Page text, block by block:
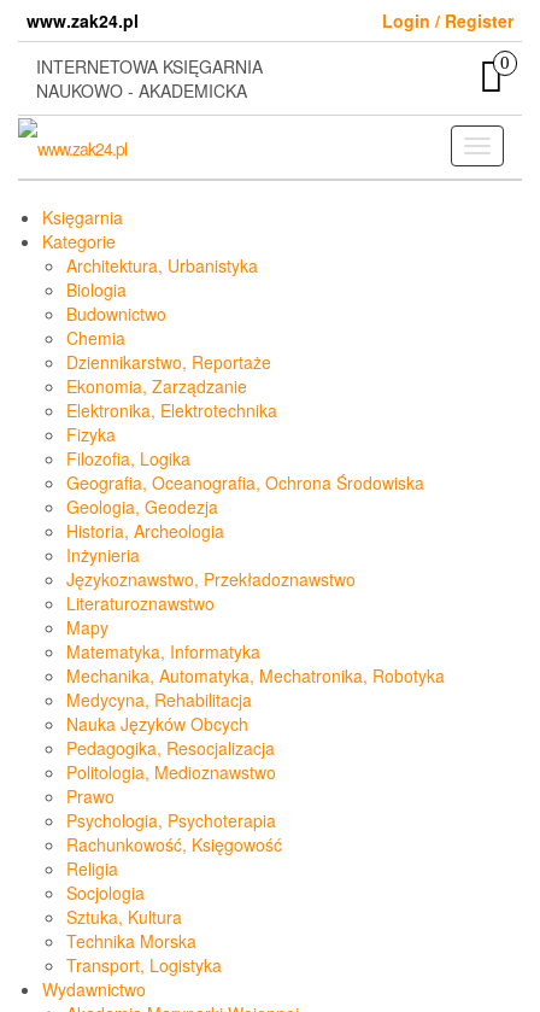
content
www.zak24.pl
Login / Register
INTERNETOWA KSIĘGARNIA
NAUKOWO - AKADEMICKA
0
Toggle
Księgarnia
Kategorie
Architektura, Urbanistyka
Biologia
Budownictwo
Chemia
Dziennikarstwo, Reportaże
Ekonomia, Zarządzanie
Elektronika, Elektrotechnika
Fizyka
Filozofia, Logika
Geografia, Oceanografia, Ochrona Środowiska
Geologia, Geodezja
Historia, Archeologia
Inżynieria
Językoznawstwo, Przekładoznawstwo
Literaturoznawstwo
Mapy
Matematyka, Informatyka
Mechanika, Automatyka, Mechatronika, Robotyka
Medycyna, Rehabilitacja
Nauka Języków Obcych
Pedagogika, Resocjalizacja
Politologia, Medioznawstwo
Prawo
Psychologia, Psychoterapia
Rachunkowość, Księgowość
Religia
Socjologia
Sztuka, Kultura
Technika Morska
Transport, Logistyka
Wydawnictwo